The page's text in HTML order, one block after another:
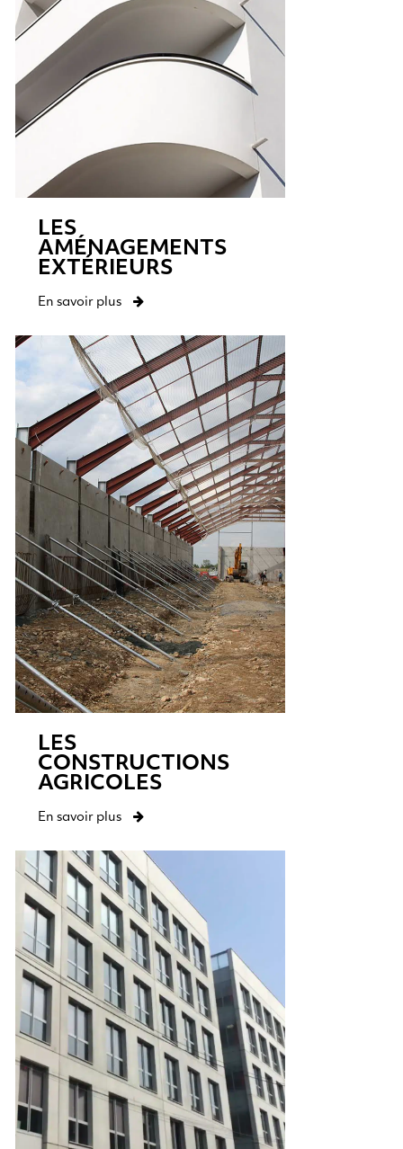
LES
AMÉNAGEMENTS
EXTÉRIEURS
En savoir plus
LES
CONSTRUCTIONS
AGRICOLES
En savoir plus